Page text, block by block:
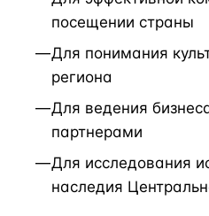
посещении страны
Для понимания
региона
Для ведения
партнерами
Для исследования
наследия